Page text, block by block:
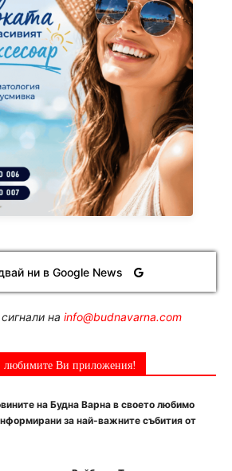
ни в Google News
на info@budnavarna.com
любимите Ви приложения!
на Будна Варна в своето любимо
за най-важните събития от